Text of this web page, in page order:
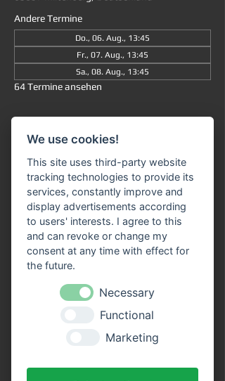
Andere Termine
Do., 06. Aug., 13:45
Fr., 07. Aug., 13:45
Sa., 08. Aug., 13:45
64 Termine ansehen
13:45 Uhr
: Die Fahrt dauert insgesamt ca.
90 Minuten (ohne Ausstieg) und führt Sie
von Miltenberg über Bürgstadt nach
Freudenberg
und wieder zurück.
Unser Fahrgastschiff "SIVOTA"
verfügt
über zwei großzügige Decks
. Genießen Sie
die Fahrt bei einem kühlen Getränk auf
unserem Freideck. Eine Streckenerklärung
erhalten Sie auf allen Schiffen der VPS-
Flotte. Unser freundliches Bordpersonal
freut sich schon, Sie an Bord begrüßen zu
We use cookies!
This site uses third-party website
tracking technologies to provide its
services, constantly improve and
display advertisements according
to users' interests. I agree to this
and can revoke or change my
consent at any time with effect for
the future.
Necessary
Functional
Marketing